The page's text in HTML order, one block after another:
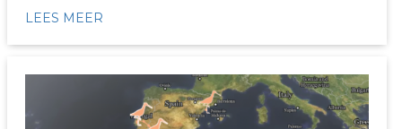
LEES MEER